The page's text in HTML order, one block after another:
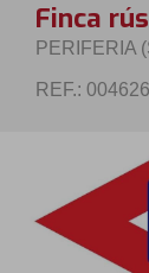
Finca
PERIFERIA
REF.: 004626